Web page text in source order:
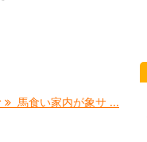
馬食い家内が象サ ...